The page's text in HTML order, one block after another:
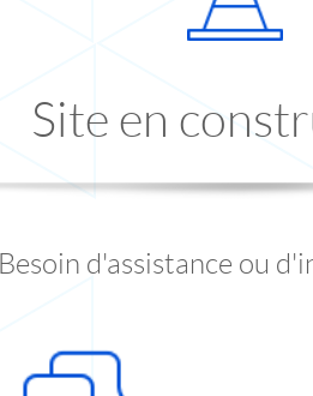
Site en
Besoin d'assistance ou